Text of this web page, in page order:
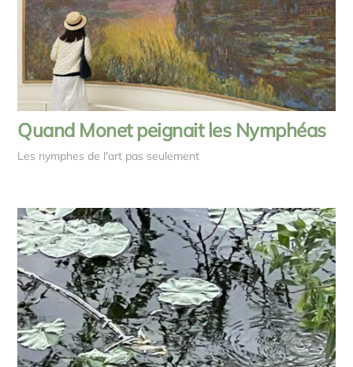
Quand Monet peignait les Nymphéas
Les nymphes de l'art pas seulement